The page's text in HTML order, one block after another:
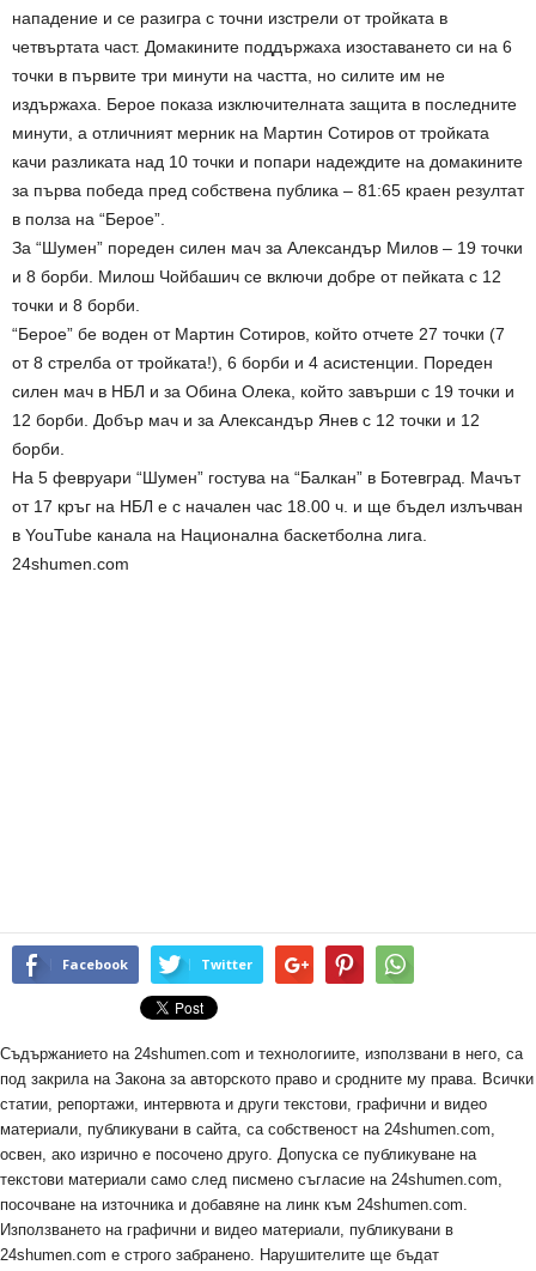
нападение и се разигра с точни изстрели от тройката в
четвъртата част. Домакините поддържаха изоставането си на 6
точки в първите три минути на частта, но силите им не
издържаха. Берое показа изключителната защита в последните
минути, а отличният мерник на Мартин Сотиров от тройката
качи разликата над 10 точки и попари надеждите на домакините
за първа победа пред собствена публика – 81:65 краен резултат
в полза на “Берое”.
За “Шумен” пореден силен мач за Александър Милов – 19 точки
и 8 борби. Милош Чойбашич се включи добре от пейката с 12
точки и 8 борби.
“Берое” бе воден от Мартин Сотиров, който отчете 27 точки (7
от 8 стрелба от тройката!), 6 борби и 4 асистенции. Пореден
силен мач в НБЛ и за Обина Олека, който завърши с 19 точки и
12 борби. Добър мач и за Александър Янев с 12 точки и 12
борби.
На 5 февруари “Шумен” гостува на “Балкан” в Ботевград. Мачът
от 17 кръг на НБЛ е с начален час 18.00 ч. и ще бъдел излъчван
в YouTube канала на Национална баскетболна лига.
24shumen.com
Facebook Twitter
Съдържанието на 24shumen.com и технологиите, използвани в него, са
под закрила на Закона за авторското право и сродните му права. Всички
статии, репортажи, интервюта и други текстови, графични и видео
материали, публикувани в сайта, са собственост на 24shumen.com,
освен, ако изрично е посочено друго. Допуска се публикуване на
текстови материали само след писмено съгласие на 24shumen.com,
посочване на източника и добавяне на линк към 24shumen.com.
Използването на графични и видео материали, публикувани в
24shumen.com е строго забранено. Нарушителите ще бъдат